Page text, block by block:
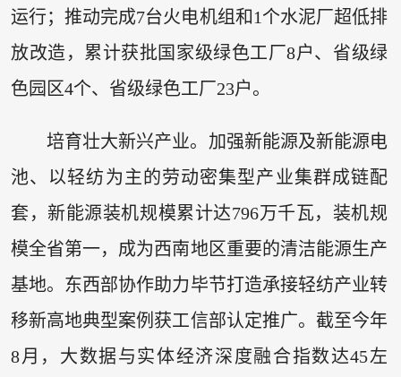
运行；推动完成7台火电机组和1个水泥厂超低排
放改造，累计获批国家级绿色工厂8户、省级绿
色园区4个、省级绿色工厂23户。
培育壮大新兴产业。加强新能源及新能源电
池、以轻纺为主的劳动密集型产业集群成链配
套，新能源装机规模累计达796万千瓦，装机规
模全省第一，成为西南地区重要的清洁能源生产
基地。东西部协作助力毕节打造承接轻纺产业转
移新高地典型案例获工信部认定推广。截至今年
8月，大数据与实体经济深度融合指数达45左